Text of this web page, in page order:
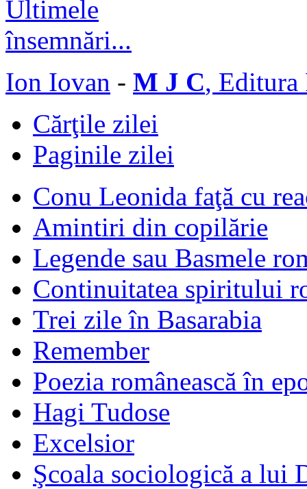
Ion Iovan - M J C, Editura
Cărţile zilei
Paginile zilei
Conu Leonida faţă cu
Amintiri din copilărie
Legende sau Basmele
Continuitatea spiritului
Trei zile în Basarabia
Remember
Poezia românească în
Hagi Tudose
Excelsior
Şcoala sociologică a lui